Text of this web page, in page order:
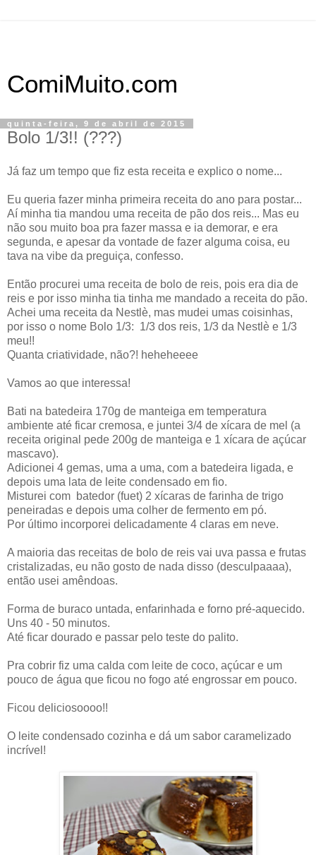
ComiMuito.com
quinta-feira, 9 de abril de 2015
Bolo 1/3!! (???)
Já faz um tempo que fiz esta receita e explico o nome...
Eu queria fazer minha primeira receita do ano para postar...
Aí minha tia mandou uma receita de pão dos reis... Mas eu
não sou muito boa pra fazer massa e ia demorar, e era
segunda, e apesar da vontade de fazer alguma coisa, eu
tava na vibe da preguiça, confesso.
Então procurei uma receita de bolo de reis, pois era dia de
reis e por isso minha tia tinha me mandado a receita do pão.
Achei uma receita da Nestlè, mas mudei umas coisinhas,
por isso o nome Bolo 1/3: 1/3 dos reis, 1/3 da Nestlè e 1/3
meu!!
Quanta criatividade, não?! heheheeee
Vamos ao que interessa!
Bati na batedeira 170g de manteiga em temperatura
ambiente até ficar cremosa, e juntei 3/4 de xícara de mel (a
receita original pede 200g de manteiga e 1 xícara de açúcar
mascavo).
Adicionei 4 gemas, uma a uma, com a batedeira ligada, e
depois uma lata de leite condensado em fio.
Misturei com batedor (fuet) 2 xícaras de farinha de trigo
peneiradas e depois uma colher de fermento em pó.
Por último incorporei delicadamente 4 claras em neve.
A maioria das receitas de bolo de reis vai uva passa e frutas
cristalizadas, eu não gosto de nada disso (desculpaaaa),
então usei amêndoas.
Forma de buraco untada, enfarinhada e forno pré-aquecido.
Uns 40 - 50 minutos.
Até ficar dourado e passar pelo teste do palito.
Pra cobrir fiz uma calda com leite de coco, açúcar e um
pouco de água que ficou no fogo até engrossar em pouco.
Ficou deliciosoooo!!
O leite condensado cozinha e dá um sabor caramelizado
incrível!